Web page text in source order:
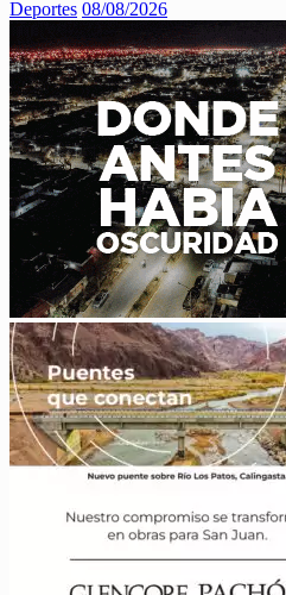
Deportes 08/08/2026